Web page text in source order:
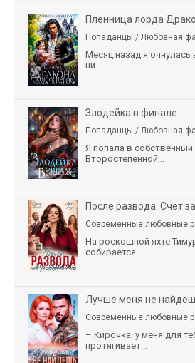
Пленница лорда
Попаданцы / Любовная
Месяц назад я очнулась
ни...
Злодейка в финале
Попаданцы / Любовная
Я попала в собственный
Второстепенной...
После развода. Счет
Современные любовные
На роскошной яхте
собирается...
Лучше меня не
Современные любовные
– Кирочка, у меня для
протягивает...